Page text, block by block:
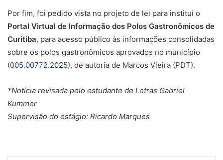
Por fim, foi pedido vista no projeto de lei para institui o
Portal Virtual de Informação dos Polos Gastronômicos de
Curitiba, para acesso público às informações consolidadas
sobre os polos gastronômicos aprovados no município
(005.00772.2025), de autoria de Marcos Vieira (PDT).
*Notícia revisada pelo estudante de Letras Gabriel
Kummer
Supervisão do estágio: Ricardo Marques